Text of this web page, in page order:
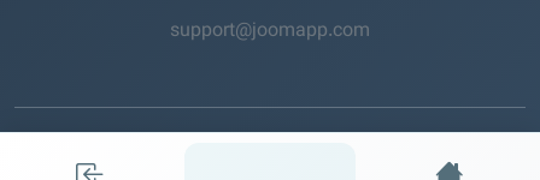
support@joomapp.com
© 2026 JoomApp. تمامی حقوق محفوظ است.